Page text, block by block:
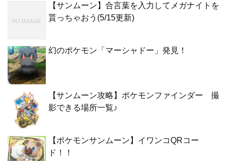
【サンムーン】合言葉を入力してメガナイトを
貰っちゃおう(5/15更新)
幻のポケモン「マーシャドー」発見！
【サンムーン攻略】ポケモンファインダー 撮
影できる場所一覧♪
【ポケモンサンムーン】イワンコQRコー
ド！！